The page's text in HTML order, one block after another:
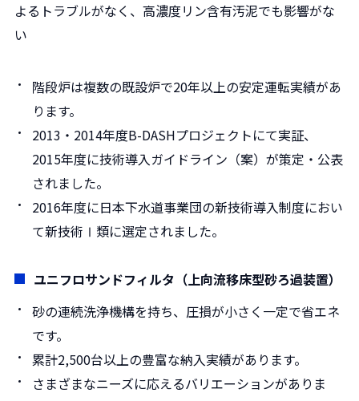
よるトラブルがなく、高濃度リン含有汚泥でも影響がな
い
階段炉は複数の既設炉で20年以上の安定運転実績があ
ります。
2013・2014年度B-DASHプロジェクトにて実証、
2015年度に技術導入ガイドライン（案）が策定・公表
されました。
2016年度に日本下水道事業団の新技術導入制度におい
て新技術Ⅰ類に選定されました。
ユニフロサンドフィルタ（上向流移床型砂ろ過装置）
砂の連続洗浄機構を持ち、圧損が小さく一定で省エネ
です。
累計2,500台以上の豊富な納入実績があります。
さまざまなニーズに応えるバリエーションがありま